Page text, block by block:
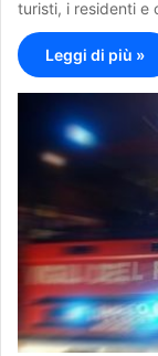
turisti, i residenti e
Leggi di più »